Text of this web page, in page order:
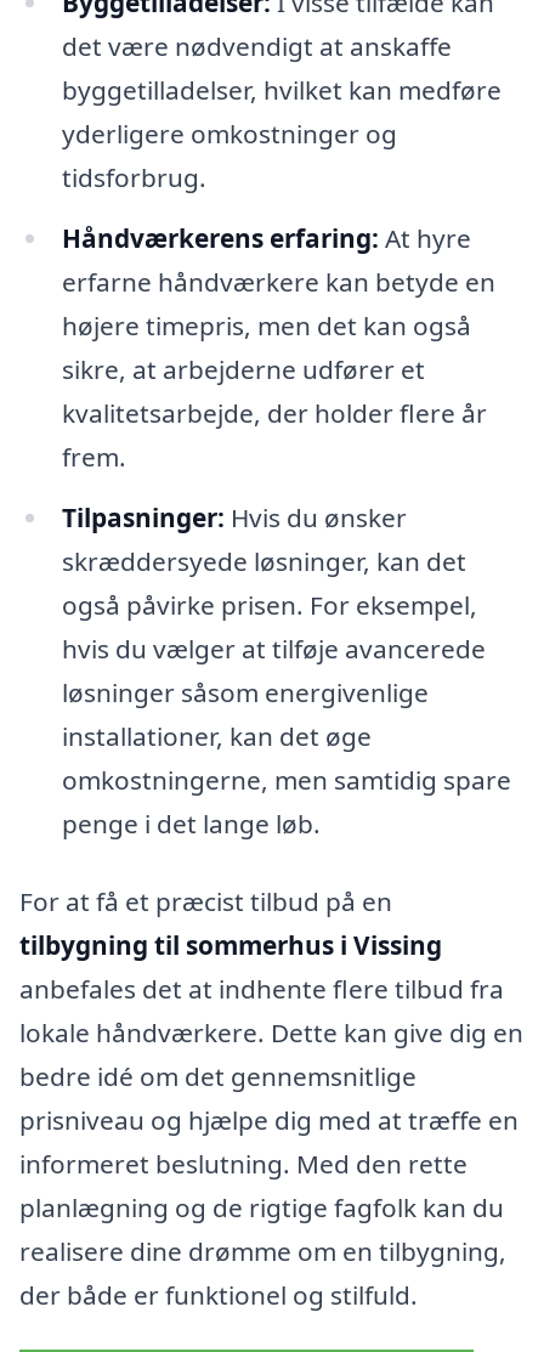
det være nødvendigt at anskaffe
byggetilladelser, hvilket kan medføre
yderligere omkostninger og
tidsforbrug.
Håndværkerens erfaring: At hyre
erfarne håndværkere kan betyde en
højere timepris, men det kan også
sikre, at arbejderne udfører et
kvalitetsarbejde, der holder flere år
frem.
Tilpasninger: Hvis du ønsker
skræddersyede løsninger, kan det
også påvirke prisen. For eksempel,
hvis du vælger at tilføje avancerede
løsninger såsom energivenlige
installationer, kan det øge
omkostningerne, men samtidig spare
penge i det lange løb.
For at få et præcist tilbud på en
tilbygning til sommerhus i Vissing
anbefales det at indhente flere tilbud fra
lokale håndværkere. Dette kan give dig en
bedre idé om det gennemsnitlige
prisniveau og hjælpe dig med at træffe en
informeret beslutning. Med den rette
planlægning og de rigtige fagfolk kan du
realisere dine drømme om en tilbygning,
der både er funktionel og stilfuld.